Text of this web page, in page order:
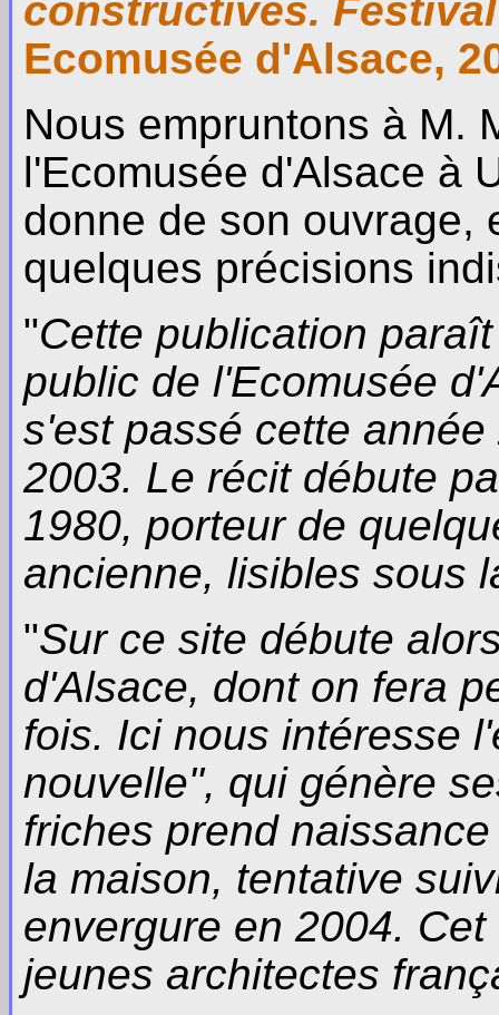
constructives.
Ecomusée d'Alsace,
Nous empruntons à M.
l'Ecomusée d'Alsace à
donne de son ouvrage,
quelques précisions
"Cette publication
public de l'Ecomusée
s'est passé cette
2003. Le récit débute
1980, porteur de
ancienne, lisibles sous
"Sur ce site débute
d'Alsace, dont on fera
fois. Ici nous intéresse
nouvelle", qui génère
friches prend
la maison, tentative
envergure en 2004.
jeunes architectes